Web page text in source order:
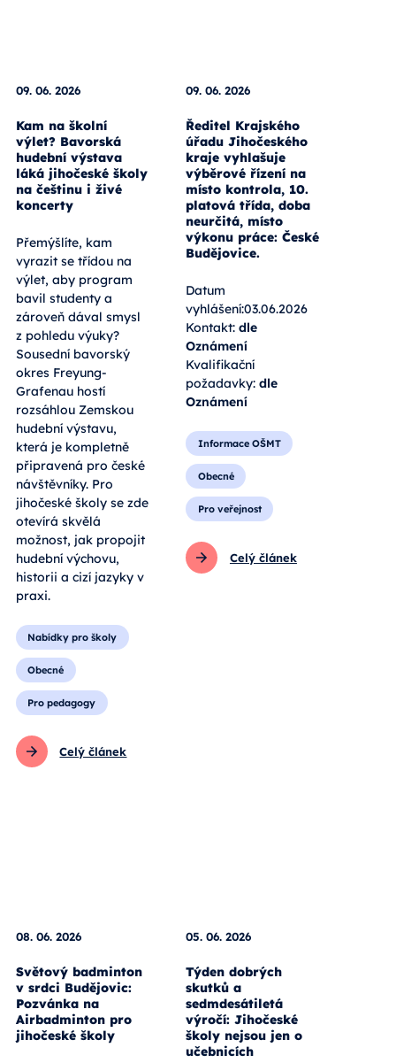
09. 06. 2026
Kam na školní
výlet? Bavorská
hudební výstava
láká jihočeské školy
na češtinu i živé
koncerty
Přemýšlíte, kam
vyrazit se třídou na
výlet, aby program
bavil studenty a
zároveň dával smysl
z pohledu výuky?
Sousední bavorský
okres Freyung-
Grafenau hostí
rozsáhlou Zemskou
hudební výstavu,
která je kompletně
připravená pro české
návštěvníky. Pro
jihočeské školy se zde
otevírá skvělá
možnost, jak propojit
hudební výchovu,
historii a cizí jazyky v
praxi.
Nabídky pro školy
Obecné
Pro pedagogy
Celý článek
09. 06. 2026
Ředitel Krajského
úřadu Jihočeského
kraje vyhlašuje
výběrové řízení na
místo kontrola, 10.
platová třída, doba
neurčitá, místo
výkonu práce: České
Budějovice.
Datum
vyhlášení:03.06.2026
Kontakt:dle
Oznámení
Kvalifikační
požadavky:dle
Oznámení
Informace OŠMT
Obecné
Pro veřejnost
Celý článek
08. 06. 2026
Světový badminton
v srdci Budějovic:
Pozvánka na
Airbadminton pro
jihočeské školy
05. 06. 2026
Týden dobrých
skutků a
sedmdesátiletá
výročí: Jihočeské
školy nejsou jen o
učebnicích